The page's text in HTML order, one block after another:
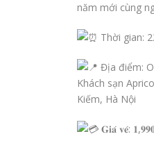
năm mới cùng
Thời gian:
Địa điểm:
Khách sạn
Kiếm, Hà Nội
𝐆𝐢𝐚́ 𝐯𝐞́: